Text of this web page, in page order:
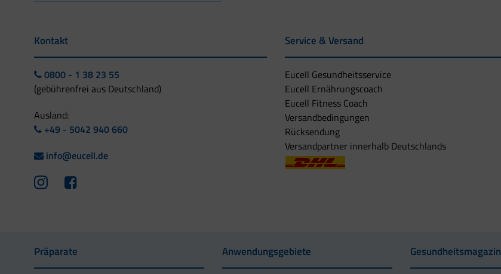
Hirse
Amarant
750
Weizenkleie
1.510
Sojamehl
Kontakt
0800 - 1 38 23 55
(gebührenfrei aus Deutschland)
Ausland:
+49 - 5042 940 660
info@eucell.de
Service & Versand
Eucell Gesundheitsservice
Eucell Ernährungscoach
Eucell Fitness Coach
Versandbedingungen
Rücksendung
Versandpartner innerhalb Deutschlands
Präparate Anwendungsgebiete Gesundheitsmagazin